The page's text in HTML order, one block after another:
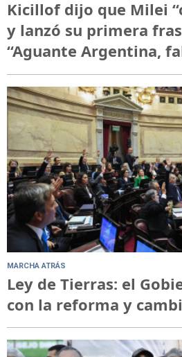
Kicillof dijo que Milei
y lanzó su primera
“Aguante Argentina,
MARCHA ATRÁS
Ley de Tierras: el
con la reforma y